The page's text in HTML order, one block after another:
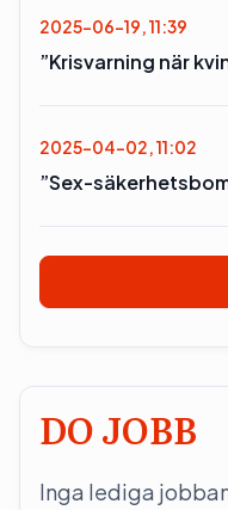
2025-06-19, 11:39
”Krisvarning när
2025-04-02, 11:02
”Sex-
DO JOBB
Inga lediga